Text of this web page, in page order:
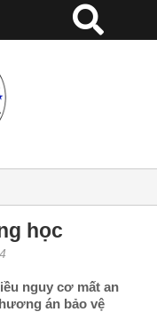
học
nguy cơ mất an
án bảo vệ